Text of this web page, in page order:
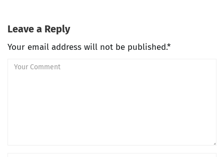
Leave a Reply
Your email address will not be published.*